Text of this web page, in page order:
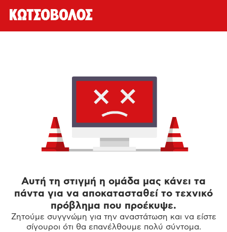
Αυτή τη στιγμή η ομάδα μας κάνει τα
πάντα για να αποκατασταθεί το τεχνικό
πρόβλημα που προέκυψε.
Ζητούμε συγγνώμη για την αναστάτωση και να είστε
σίγουροι ότι θα επανέλθουμε πολύ σύντομα.